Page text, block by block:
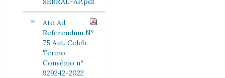
Ato Ad
Referendum Nº
75 Aut. Celeb.
Termo
Convênio nº
929242-2022